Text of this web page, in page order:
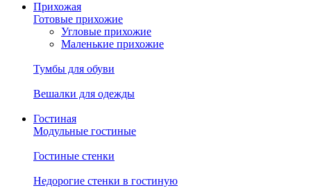
Прихожая
Готовые прихожие
Угловые прихожие
Маленькие прихожие
Тумбы для обуви
Вешалки для одежды
Гостиная
Модульные гостиные
Гостиные стенки
Недорогие стенки в гостиную